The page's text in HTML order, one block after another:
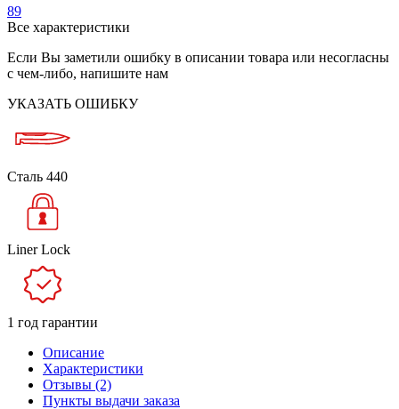
89
Все характеристики
Если Вы заметили ошибку в описании товара или несогласны
с чем-либо, напишите нам
УКАЗАТЬ ОШИБКУ
Сталь 440
Liner Lock
1 год гарантии
Описание
Характеристики
Отзывы (2)
Пункты выдачи заказа